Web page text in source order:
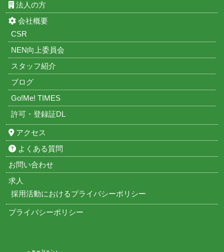
法人の方
会社概要
CSR
NEN向上委員会
スタッフ紹介
ブログ
Go!Me! TIMES
許可・登録証DL
アクセス
よくある質問
お問い合わせ
求人
採用活動におけるプライバシーポリシー
プライバシーポリシー